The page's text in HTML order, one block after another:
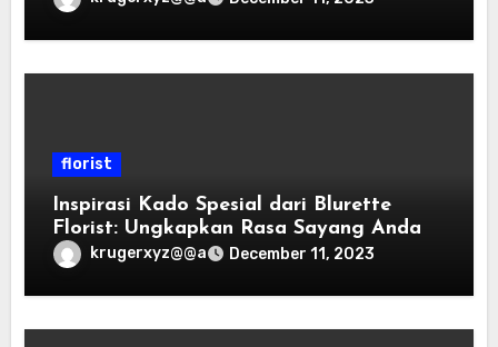
florist
Inspirasi Kado Spesial dari Blurette
Florist: Ungkapkan Rasa Sayang Anda
krugerxyz@@a December 11, 2023